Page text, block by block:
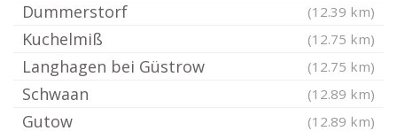
Dummerstorf (12.39 km)
Kuchelmiß (12.75 km)
Langhagen bei Güstrow (12.75 km)
Schwaan (12.89 km)
Gutow (12.89 km)